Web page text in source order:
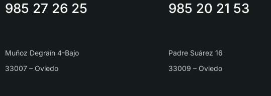
985 27 26 25
Muñoz Degraín 4-Bajo
33007 – Oviedo
985 20 21 53
Padre Suárez 16
33009 – Oviedo